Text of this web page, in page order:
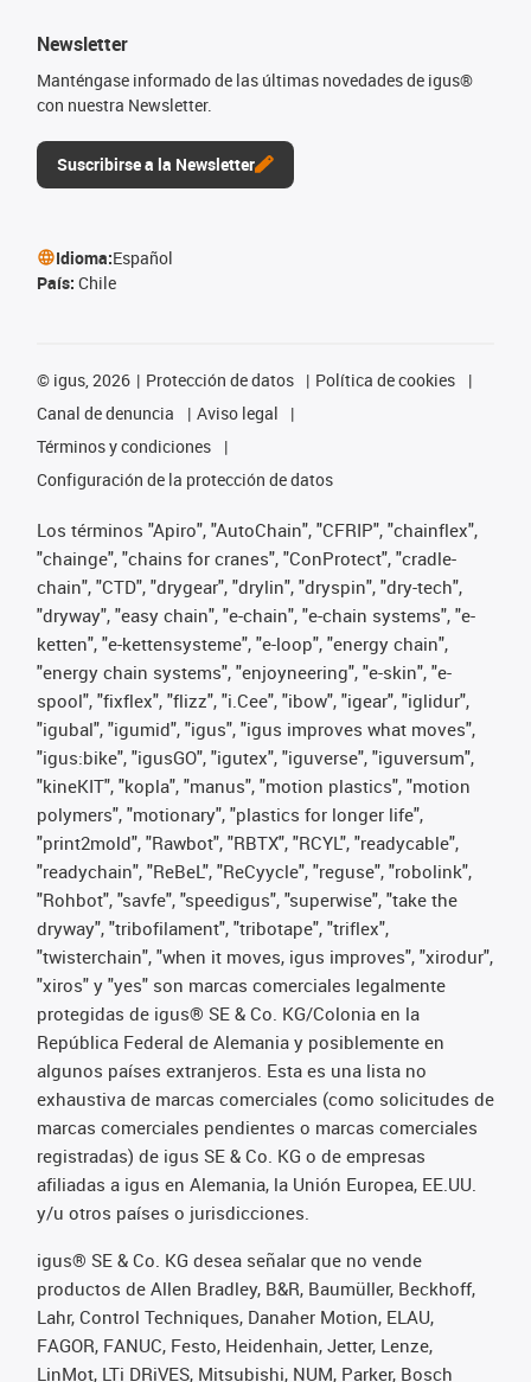
Newsletter
Manténgase informado de las últimas novedades de igus®
con nuestra Newsletter.
Suscribirse a la Newsletter
Idioma:Español
País: Chile
© igus, 2026 Protección de datos
Política de cookies
Canal de denuncia
Aviso legal
Términos y condiciones
Configuración de la protección de datos
Los términos "Apiro", "AutoChain", "CFRIP", "chainflex",
"chainge", "chains for cranes", "ConProtect", "cradle-
chain", "CTD", "drygear", "drylin", "dryspin", "dry-tech",
"dryway", "easy chain", "e-chain", "e-chain systems", "e-
ketten", "e-kettensysteme", "e-loop", "energy chain",
"energy chain systems", "enjoyneering", "e-skin", "e-
spool", "fixflex", "flizz", "i.Cee", "ibow", "igear", "iglidur",
"igubal", "igumid", "igus", "igus improves what moves",
"igus:bike", "igusGO", "igutex", "iguverse", "iguversum",
"kineKIT", "kopla", "manus", "motion plastics", "motion
polymers", "motionary", "plastics for longer life",
"print2mold", "Rawbot", "RBTX", "RCYL", "readycable",
"readychain", "ReBeL", "ReCyycle", "reguse", "robolink",
"Rohbot", "savfe", "speedigus", "superwise", "take the
dryway", "tribofilament", "tribotape", "triflex",
"twisterchain", "when it moves, igus improves", "xirodur",
"xiros" y "yes" son marcas comerciales legalmente
protegidas de igus® SE & Co. KG/Colonia en la
República Federal de Alemania y posiblemente en
algunos países extranjeros. Esta es una lista no
exhaustiva de marcas comerciales (como solicitudes de
marcas comerciales pendientes o marcas comerciales
registradas) de igus SE & Co. KG o de empresas
afiliadas a igus en Alemania, la Unión Europea, EE.UU.
y/u otros países o jurisdicciones.
igus® SE & Co. KG desea señalar que no vende
productos de Allen Bradley, B&R, Baumüller, Beckhoff,
Lahr, Control Techniques, Danaher Motion, ELAU,
FAGOR, FANUC, Festo, Heidenhain, Jetter, Lenze,
LinMot, LTi DRiVES, Mitsubishi, NUM, Parker, Bosch